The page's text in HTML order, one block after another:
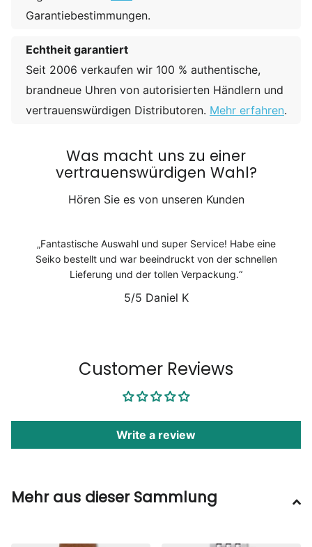
Garantiebestimmungen.
Echtheit garantiert
Seit 2006 verkaufen wir 100 % authentische,
brandneue Uhren von autorisierten Händlern und
vertrauenswürdigen Distributoren. Mehr erfahren.
Was macht uns zu einer
vertrauenswürdigen Wahl?
Hören Sie es von unseren Kunden
Fantastische Auswahl und super Service! Habe eine
Seiko bestellt und war beeindruckt von der schnellen
Lieferung und der tollen Verpackung.
5/5 Daniel K
Customer Reviews
Write a review
Mehr aus dieser Sammlung